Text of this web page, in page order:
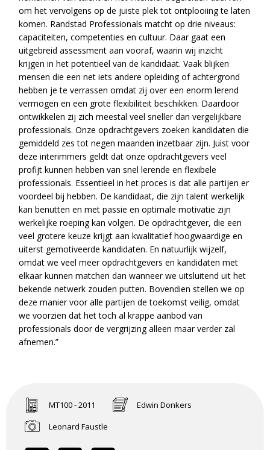
om het vervolgens op de juiste plek tot ontplooiing te laten
komen. Randstad Professionals matcht op drie niveaus:
capaciteiten, competenties en cultuur. Daar gaat een
uitgebreid assessment aan vooraf, waarin wij inzicht
krijgen in het potentieel van de kandidaat. Vaak blijken
mensen die een net iets andere opleiding of achtergrond
hebben je te verrassen omdat zij over een enorm lerend
vermogen en een grote flexibiliteit beschikken. Daardoor
ontwikkelen zij zich meestal veel sneller dan vergelijkbare
professionals. Onze opdrachtgevers zoeken kandidaten die
gemiddeld zes tot negen maanden inzetbaar zijn. Juist voor
deze interimmers geldt dat onze opdrachtgevers veel
profijt kunnen hebben van snel lerende en flexibele
professionals. Essentieel in het proces is dat alle partijen er
voordeel bij hebben. De kandidaat, die zijn talent werkelijk
kan benutten en met passie en optimale motivatie zijn
werkelijke roeping kan volgen. De opdrachtgever, die een
veel grotere keuze krijgt aan kwalitatief hoogwaardige en
uiterst gemotiveerde kandidaten. En natuurlijk wijzelf,
omdat we veel meer opdrachtgevers en kandidaten met
elkaar kunnen matchen dan wanneer we uitsluitend uit het
bekende netwerk zouden putten. Bovendien stellen we op
deze manier voor alle partijen de toekomst veilig, omdat
we voorzien dat het toch al krappe aanbod van
professionals door de vergrijzing alleen maar verder zal
afnemen.”
MT100 - 2011
Edwin Donkers
Leonard Faustle